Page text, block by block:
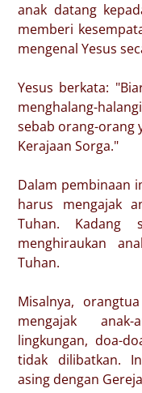
anak datang
memberi
mengenal Yesus
Yesus berkata:
menghalang-
sebab orang-orang
Kerajaan Sorga."
Dalam pembinaan
harus mengajak
Tuhan. Kadang
menghiraukan
Tuhan.
Misalnya,
mengajak
lingkungan, doa-
tidak dilibatkan.
asing dengan